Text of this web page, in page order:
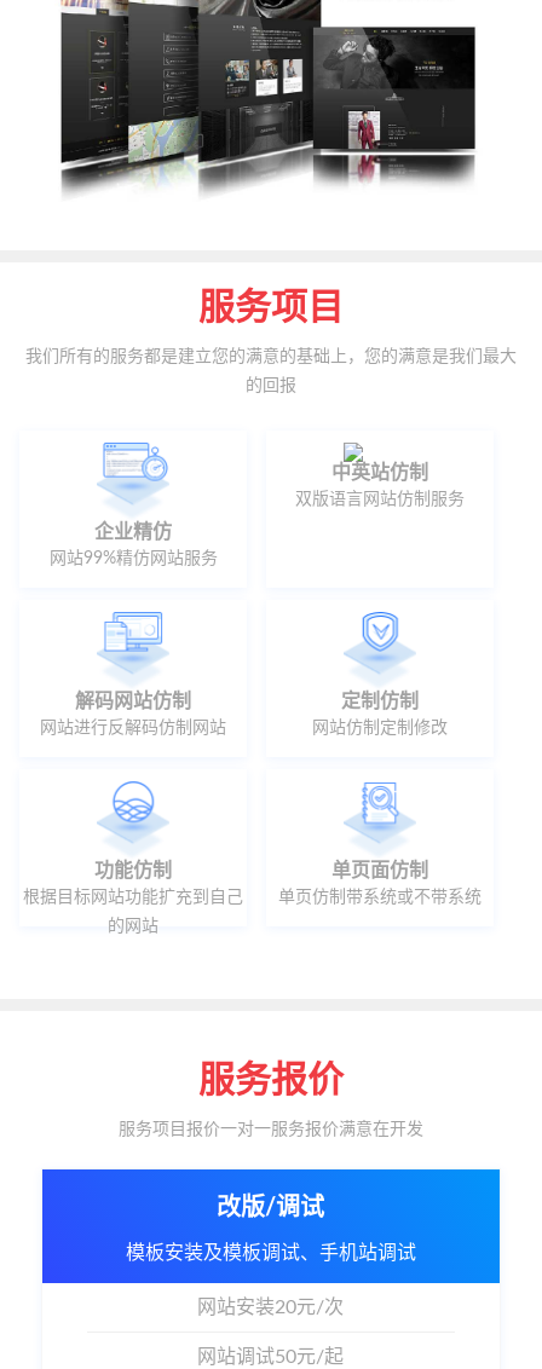
服务项目
我们所有的服务都是建立您的满意的基础上，您的满意是我们最大
的回报
企业精仿
网站99%精仿网站服务
中英站仿制
双版语言网站仿制服务
解码网站仿制
网站进行反解码仿制网站
定制仿制
网站仿制定制修改
功能仿制
根据目标网站功能扩充到自己
的网站
单页面仿制
单页仿制带系统或不带系统
服务报价
服务项目报价一对一服务报价满意在开发
改版/调试
模板安装及模板调试、手机站调试
网站安装20元/次
网站调试50元/起